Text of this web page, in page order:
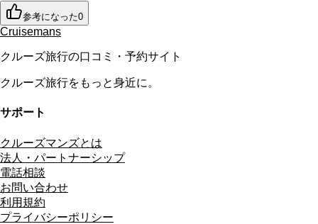
参考になった0
Cruisemans
クルーズ旅行の口コミ・予約サイト
クルーズ旅行をもっと身近に。
サポート
クルーズマンズとは
法人・パートナーシップ
電話相談
お問い合わせ
利用規約
プライバシーポリシー